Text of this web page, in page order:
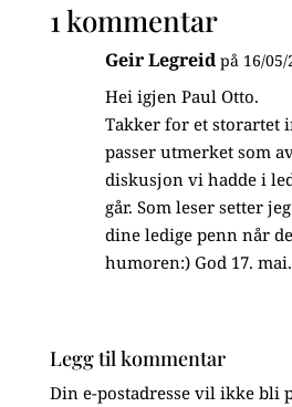
1 kommentar
Geir Legreid på 16/05/
Hei igjen Paul Otto.
Takker for et storartet
passer utmerket som
diskusjon vi hadde i
går. Som leser setter
dine ledige penn når
humoren:) God 17. mai.
Legg til kommentar
Din e-postadresse vil ikke bli